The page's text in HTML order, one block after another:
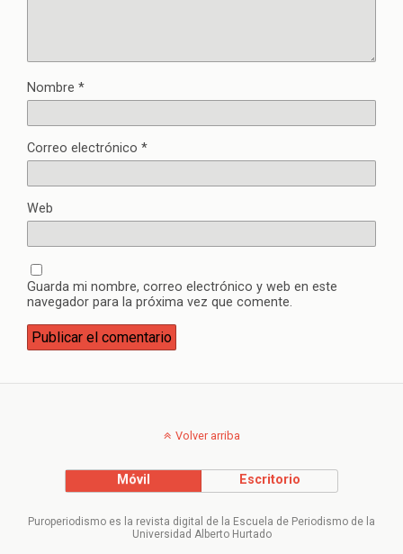
Nombre *
Correo electrónico *
Web
Guarda mi nombre, correo electrónico y web en este
navegador para la próxima vez que comente.
Volver arriba
Móvil Escritorio
Puroperiodismo es la revista digital de la Escuela de Periodismo de la
Universidad Alberto Hurtado